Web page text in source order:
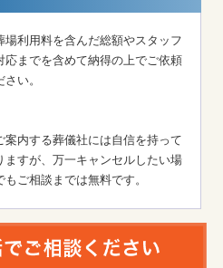
場利用料を含んだ総額やスタッフ
応までを含めて納得の上でご依頼
さい。
内する葬儀社には自信を持って
ますが、万一キャンセルしたい場
もご相談までは無料です。